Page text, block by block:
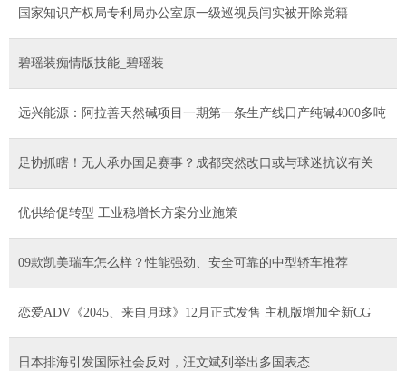
国家知识产权局专利局办公室原一级巡视员闫实被开除党籍
碧瑶装痴情版技能_碧瑶装
远兴能源：阿拉善天然碱项目一期第一条生产线日产纯碱4000多吨
足协抓瞎！无人承办国足赛事？成都突然改口或与球迷抗议有关
优供给促转型 工业稳增长方案分业施策
09款凯美瑞车怎么样？性能强劲、安全可靠的中型轿车推荐
恋爱ADV《2045、来自月球》12月正式发售 主机版增加全新CG
日本排海引发国际社会反对，汪文斌列举出多国表态